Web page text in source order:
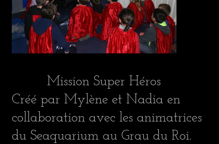
Mission Super Héros
Créé par Mylène et Nadia en
collaboration avec les animatrices
du Seaquarium au Grau du Roi.